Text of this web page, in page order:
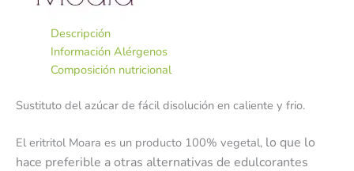
Descripción
Información Alérgenos
Composición nutricional
Sustituto del azúcar de fácil disolución en caliente y frio.
El eritritol Moara es un producto 100% vegetal, lo que lo
hace preferible a otras alternativas de edulcorantes